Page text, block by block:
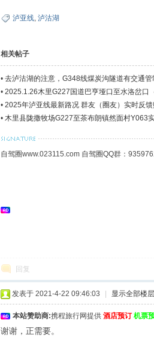
泸亚线, 泸沽湖
相关帖子
• 去泸沽湖的注意，G348线煤炭沟隧道有交通管
• 2025.1.26木里G227国道巴亨垭口至水洛岔口
• 2025年泸亚线最新路况 群友（圈友）实时反
• 木里县陇撒牧场G227至茶布朗镇然面村Y063
自驾圈www.023115.com 自驾圈QQ群：
回复
发表于 2021-4-22 09:46:03 显示全部楼层
本站赞助商:携程旅行网提供 酒店预订 机票
谢谢，正需要。